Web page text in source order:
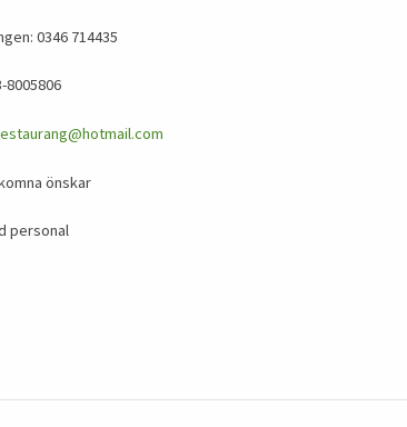
0346 714435
8005806
önskar
personal